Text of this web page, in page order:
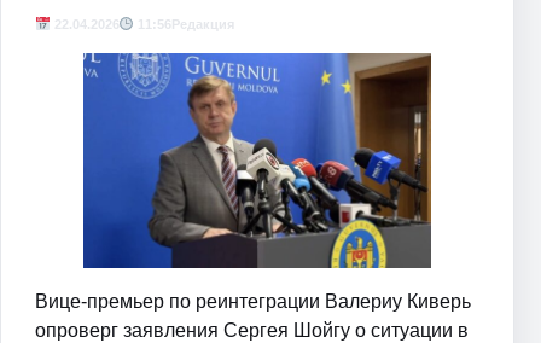
22.04.2026 11:56Редакция
Вице-премьер по реинтеграции Валериу Киверь
опроверг заявления Сергея Шойгу о ситуации в